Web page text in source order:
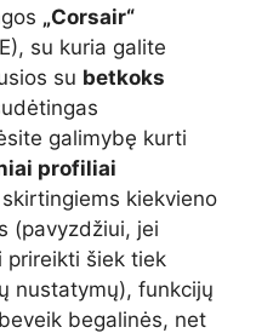
„Corsair“
su kuria galite
su betkoks
galimybę kurti
profiliai
kiekvieno
(pavyzdžiui, jei
prireikti šiek tiek
nustatymų), funkcijų
begalinės, net